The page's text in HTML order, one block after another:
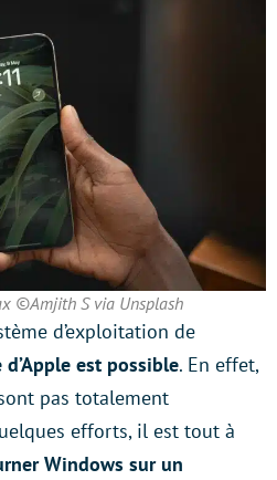
©Amjith S via Unsplash
d’exploitation de
est possible. En effet,
pas totalement
efforts, il est tout à
Windows sur un